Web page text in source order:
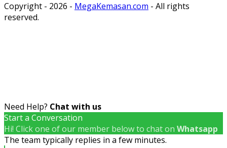
Copyright - 2026 - MegaKemasan.com - All rights
reserved.
Need Help? Chat with us
Start a Conversation
Hi! Click one of our member below to chat on Whatsapp
The team typically replies in a few minutes.